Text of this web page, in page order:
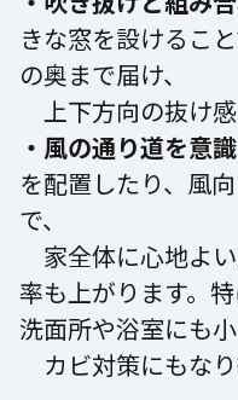
きな窓を設けるこ
の奥まで届け、
上下方向の抜け感
・風の通り道を意
を配置したり、風
で、
家全体に心地よ
率も上がります。
洗面所や浴室にも
カビ対策にもなり